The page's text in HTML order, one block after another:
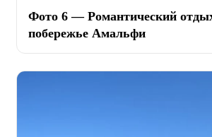
Фото 6 — Романтический
побережье Амальфи